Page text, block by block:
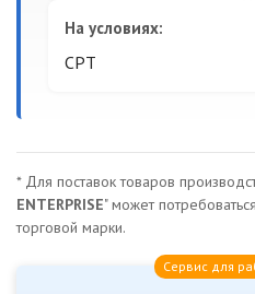
На условиях:
CPT
* Для поставок товаров
ENTERPRISE" может
торговой марки.
Сервис для